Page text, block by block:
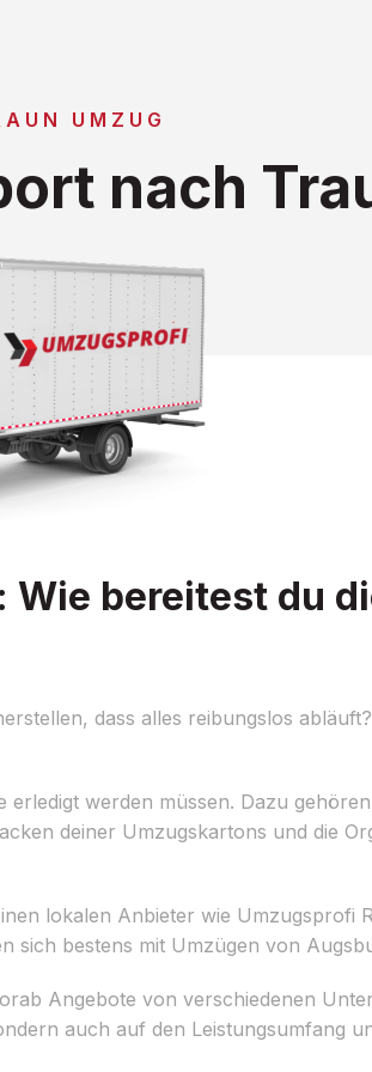
UMZUG
nach
Wie bereitest du
dass alles reibungslos
werden müssen. Dazu
deiner Umzugskartons und die
lokalen Anbieter wie Umzugsprofi
sich bestens mit Umzügen von
Angebote von verschiedenen
auch auf den Leistungsumfang